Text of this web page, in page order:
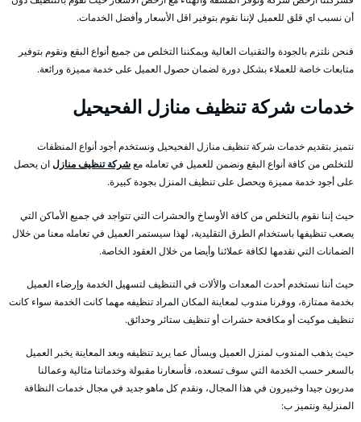
أن نسبب اي قلق للعميل لإننا نقوم بتوفير اقل الأسعار وأفضل الخدمات.
فنحن نلتزم بالجودة والتقنيات العالية ويمكننا التخلص من جميع أنواع البقع ونقوم بتوفير
متابعات خاصة للعملاء بشكل دورة لضمان حصول العميل على خدمة مميزة ورائعة.
خدمات شركة تنظيف منازل الفحيحيل
نتميز بتقديم خدمات شركة تنظيف منازل الفحيحيل ونستخدم أجود أنواع المنظفات
للتخلص من كافة أنواع البقع ونضمن للعميل في تعامله معشركة تنظيف منازلان يحصل
على أجود خدمة مميزة ويحصل على تنظيف المنزل بجودة كبيرة.
حيث إننا نقوم بالتخلص من كافة الأوساخ والحشرات التي تتواجد في جميع الأماكن التي
يصعب تنظيفها باستخدام الطرق التقليدية، لهذا سيستمر العميل في تعامله معنا من خلال
الضمانات التي نقدمها لكافة عملائنا وأيضا من خلال العقود الخاصة.
حيث أننا نستخدم أحدث المعدات والألات في التنظيف لتسهيل الخدمة وإرضاء العميل
بخدمة ممتازة، ووفرنا مندوب لمعاينة المكان المراد تنظيفه مهما كانت الخدمة سواء كانت
تنظيف موكيت أو مكافحة حشرات أو تنظيف ستائر وحدائق.
حيث يذهب المندوب لمنزل العميل ويسأل عما يريد تنظيفه وبعد المعاينة يخبر العميل
بالسعر حسب الخدمة التي سوف تسعده، فأسعارنا مقبولة وخدماتنا مثالية وعمالنا
مدربون جيدا وخبيرون في هذا المجال، ونقدم كل ماهو جديد في مجال خدمات النظافة
المنزلية ونتميز ب: